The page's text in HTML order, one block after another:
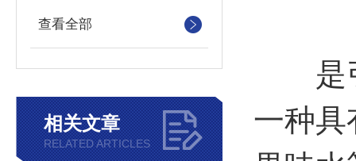
查看全部
相关文章
RELATED ARTICLES
是引
一种具